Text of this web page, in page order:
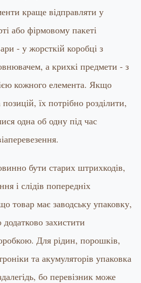
краще відправляти у
або фірмовому пакеті
- у жорсткій коробці з
а крихкі предмети - з
кожного елемента. Якщо
позицій, їх потрібно розділити,
одна об одну під час
бути старих штрихкодів,
і слідів попередніх
товар має заводську упаковку,
додатково захистити
Для рідин, порошків,
та акумуляторів упаковка
бо перевізник може